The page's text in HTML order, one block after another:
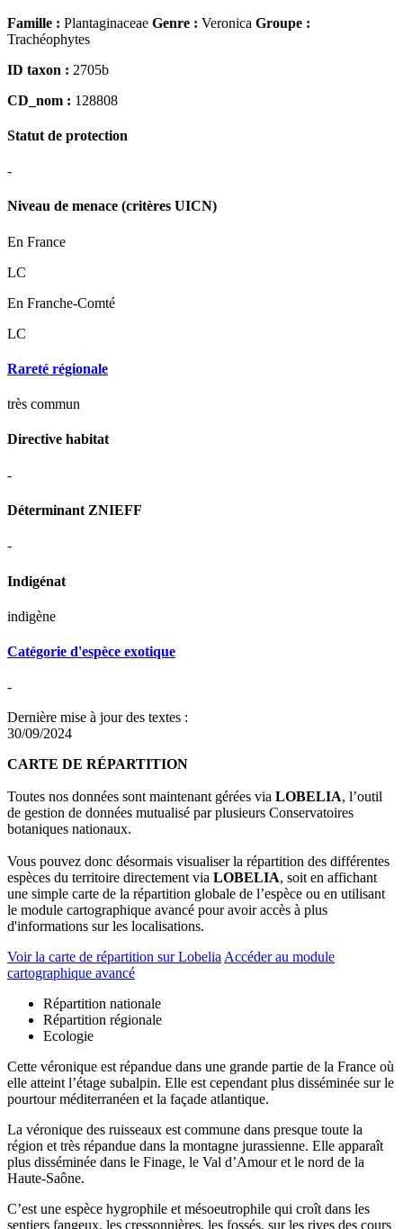
Famille : Plantaginaceae Genre : Veronica Groupe :
Trachéophytes
ID taxon : 2705b
CD_nom : 128808
Statut de protection
-
Niveau de menace (critères UICN)
En France
LC
En Franche-Comté
LC
Rareté régionale
très commun
Directive habitat
-
Déterminant ZNIEFF
-
Indigénat
indigène
Catégorie d'espèce exotique
-
Dernière mise à jour des textes :
30/09/2024
CARTE DE RÉPARTITION
Toutes nos données sont maintenant gérées via LOBELIA, l’outil
de gestion de données mutualisé par plusieurs Conservatoires
botaniques nationaux.
Vous pouvez donc désormais visualiser la répartition des différentes
espèces du territoire directement via LOBELIA, soit en affichant
une simple carte de la répartition globale de l’espèce ou en utilisant
le module cartographique avancé pour avoir accès à plus
d'informations sur les localisations.
Voir la carte de répartition sur Lobelia Accéder au module
cartographique avancé
Répartition nationale
Répartition régionale
Ecologie
Cette véronique est répandue dans une grande partie de la France où
elle atteint l’étage subalpin. Elle est cependant plus disséminée sur le
pourtour méditerranéen et la façade atlantique.
La véronique des ruisseaux est commune dans presque toute la
région et très répandue dans la montagne jurassienne. Elle apparaît
plus disséminée dans le Finage, le Val d’Amour et le nord de la
Haute-Saône.
C’est une espèce hygrophile et mésoeutrophile qui croît dans les
sentiers fangeux, les cressonnières, les fossés, sur les rives des cours